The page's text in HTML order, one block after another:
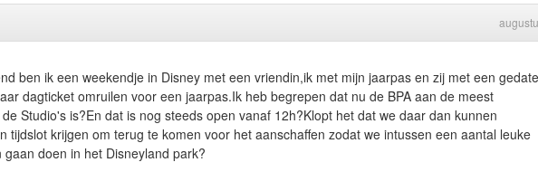
ben ik een weekendje in Disney met een vriendin,ik met mijn jaarpas en zij met een
dagticket omruilen voor een jaarpas.Ik heb begrepen dat nu de BPA aan de meest
Studio's is?En dat is nog steeds open vanaf 12h?Klopt het dat we daar dan kunnen
tijdslot krijgen om terug te komen voor het aanschaffen zodat we intussen een aantal leuke
doen in het Disneyland park?